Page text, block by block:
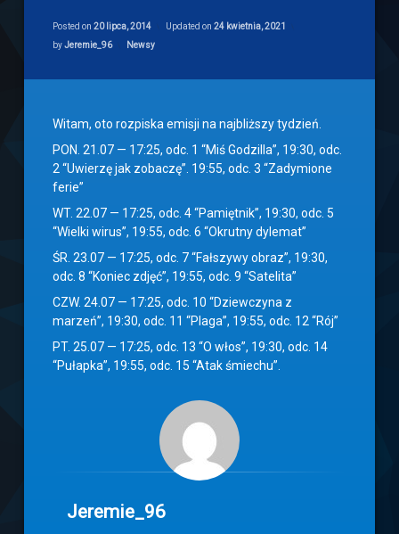
Posted on20 lipca, 2014 Updated on24 kwietnia, 2021
byJeremie_96 Categories:
Newsy
Witam, oto rozpiska emisji na najbliższy tydzień.
PON. 21.07 — 17:25, odc. 1 “Miś Godzilla”, 19:30, odc.
2 “Uwierzę jak zobaczę”. 19:55, odc. 3 “Zadymione
ferie”
WT. 22.07 — 17:25, odc. 4 “Pamiętnik”, 19:30, odc. 5
“Wielki wirus”, 19:55, odc. 6 “Okrutny dylemat”
ŚR. 23.07 — 17:25, odc. 7 “Fałszywy obraz”, 19:30,
odc. 8 “Koniec zdjęć”, 19:55, odc. 9 “Satelita”
CZW. 24.07 — 17:25, odc. 10 “Dziewczyna z
marzeń”, 19:30, odc. 11 “Plaga”, 19:55, odc. 12 “Rój”
PT. 25.07 — 17:25, odc. 13 “O włos”, 19:30, odc. 14
“Pułapka”, 19:55, odc. 15 “Atak śmiechu”.
Jeremie_96